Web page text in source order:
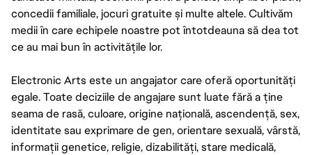
concedii familiale, jocuri gratuite și multe altele. Cultivăm
medii în care echipele noastre pot întotdeauna să dea tot
ce au mai bun în activitățile lor.
Electronic Arts este un angajator care oferă oportunități
egale. Toate deciziile de angajare sunt luate fără a ține
seama de rasă, culoare, origine națională, ascendență, sex,
identitate sau exprimare de gen, orientare sexuală, vârstă,
informații genetice, religie, dizabilități, stare medicală,